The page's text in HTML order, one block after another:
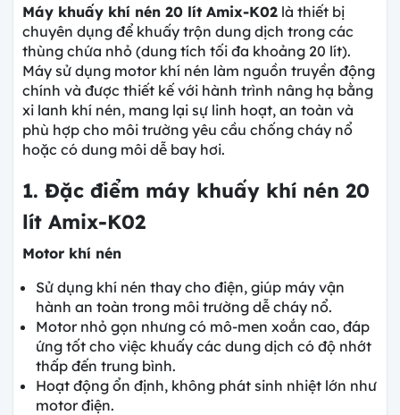
Máy khuấy khí nén 20 lít Amix-K02 là thiết bị
chuyên dụng để khuấy trộn dung dịch trong các
thùng chứa nhỏ (dung tích tối đa khoảng 20 lít).
Máy sử dụng motor khí nén làm nguồn truyền động
chính và được thiết kế với hành trình nâng hạ bằng
xi lanh khí nén, mang lại sự linh hoạt, an toàn và
phù hợp cho môi trường yêu cầu chống cháy nổ
hoặc có dung môi dễ bay hơi.
1. Đặc điểm máy khuấy khí nén 20
lít Amix-K02
Motor khí nén
Sử dụng khí nén thay cho điện, giúp máy vận
hành an toàn trong môi trường dễ cháy nổ.
Motor nhỏ gọn nhưng có mô-men xoắn cao, đáp
ứng tốt cho việc khuấy các dung dịch có độ nhớt
thấp đến trung bình.
Hoạt động ổn định, không phát sinh nhiệt lớn như
motor điện.